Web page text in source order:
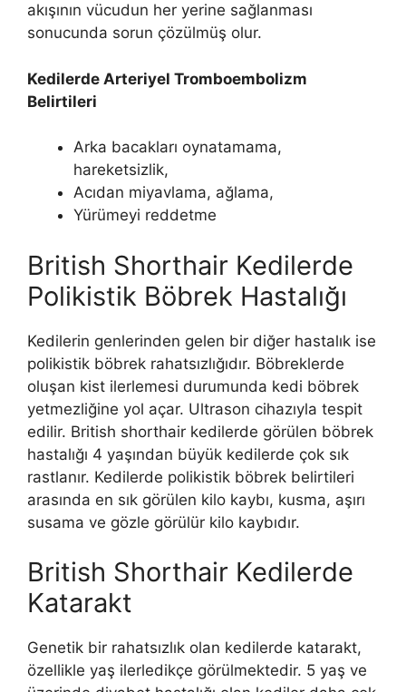
akışının vücudun her yerine sağlanması
sonucunda sorun çözülmüş olur.
Kedilerde Arteriyel Tromboembolizm
Belirtileri
Arka bacakları oynatamama,
hareketsizlik,
Acıdan miyavlama, ağlama,
Yürümeyi reddetme
British Shorthair Kedilerde
Polikistik Böbrek Hastalığı
Kedilerin genlerinden gelen bir diğer hastalık ise
polikistik böbrek rahatsızlığıdır. Böbreklerde
oluşan kist ilerlemesi durumunda kedi böbrek
yetmezliğine yol açar. Ultrason cihazıyla tespit
edilir. British shorthair kedilerde görülen böbrek
hastalığı 4 yaşından büyük kedilerde çok sık
rastlanır. Kedilerde polikistik böbrek belirtileri
arasında en sık görülen kilo kaybı, kusma, aşırı
susama ve gözle görülür kilo kaybıdır.
British Shorthair Kedilerde
Katarakt
Genetik bir rahatsızlık olan kedilerde katarakt,
özellikle yaş ilerledikçe görülmektedir. 5 yaş ve